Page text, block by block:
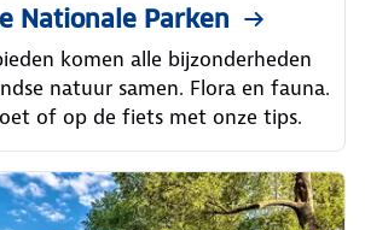
Nationale Parken
komen alle bijzonderheden
natuur samen. Flora en fauna.
of op de fiets met onze tips.